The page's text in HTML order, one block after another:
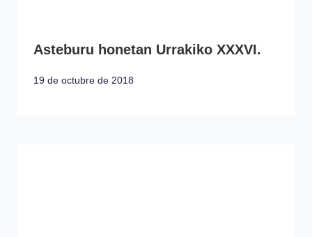
Asteburu honetan Urrakiko XXXVI.
19 de octubre de 2018